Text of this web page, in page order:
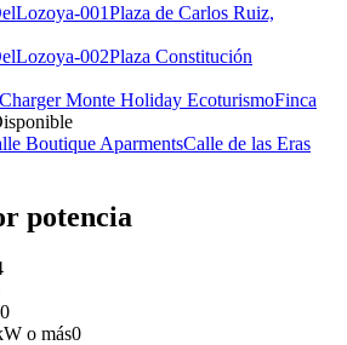
001Plaza de Carlos Ruiz,
002Plaza Constitución
Monte Holiday EcoturismoFinca
Boutique AparmentsCalle de las Eras
potencia
0
o más0